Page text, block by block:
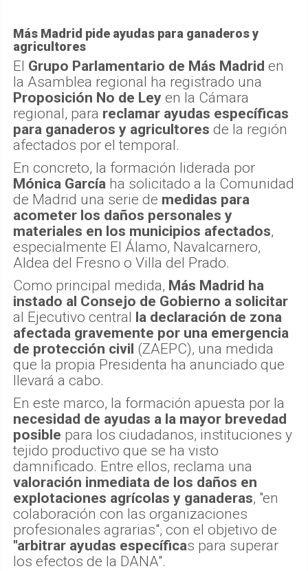
Más Madrid pide ayudas para ganaderos y
agricultores
El Grupo Parlamentario de Más Madrid en
la Asamblea regional ha registrado una
Proposición No de Ley en la Cámara
regional, para reclamar ayudas específicas
para ganaderos y agricultores de la región
afectados por el temporal.
En concreto, la formación liderada por
Mónica García ha solicitado a la Comunidad
de Madrid una serie de medidas para
acometer los daños personales y
materiales en los municipios afectados,
especialmente El Álamo, Navalcarnero,
Aldea del Fresno o Villa del Prado.
Como principal medida, Más Madrid ha
instado al Consejo de Gobierno a solicitar
al Ejecutivo central
la declaración de zona
afectada gravemente por una emergencia
de protección civil (ZAEPC), una medida
que la propia Presidenta ha anunciado que
llevará a cabo.
En este marco, la formación apuesta por la
necesidad de ayudas a la mayor brevedad
posible para los ciudadanos, instituciones y
tejido productivo que se ha visto
damnificado. Entre ellos, reclama una
valoración inmediata de los daños en
explotaciones agrícolas y ganaderas, "en
colaboración con las organizaciones
profesionales agrarias", con el objetivo de
"arbitrar ayudas específicas para superar
los efectos de la DANA".